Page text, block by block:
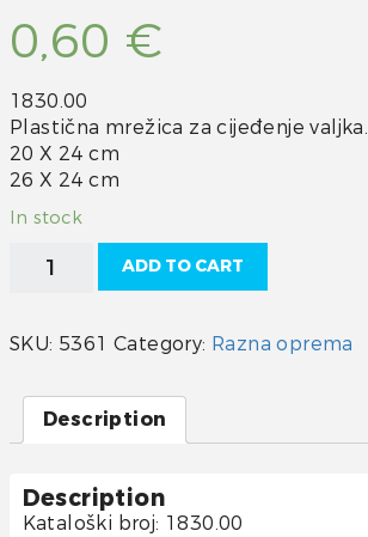
0,60 €
1830.00
Plastična mrežica za cijeđenje valjka.
20 X 24 cm
26 X 24 cm
In stock
Mrežica
quantity
ADD TO CART
SKU: 5361 Category: Razna oprema
Description
Description
Kataloški broj: 1830.00